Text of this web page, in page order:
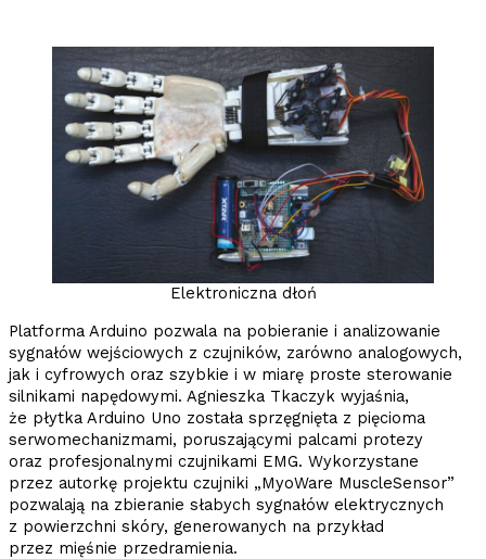
Elektroniczna dłoń
Platforma Arduino pozwala na pobieranie i analizowanie
sygnałów wejściowych z czujników, zarówno analogowych,
jak i cyfrowych oraz szybkie i w miarę proste sterowanie
silnikami napędowymi. Agnieszka Tkaczyk wyjaśnia,
że płytka Arduino Uno została sprzęgnięta z pięcioma
serwomechanizmami, poruszającymi palcami protezy
oraz profesjonalnymi czujnikami EMG. Wykorzystane
przez autorkę projektu czujniki „MyoWare MuscleSensor”
pozwalają na zbieranie słabych sygnałów elektrycznych
z powierzchni skóry, generowanych na przykład
przez mięśnie przedramienia.